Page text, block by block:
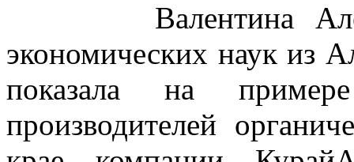
Валентина
экономических наук из
показала на
производителей